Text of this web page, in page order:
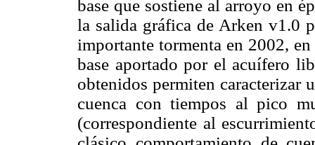
base que sostiene al arroyo en
la salida gráfica de Arken v1.0
importante tormenta en 2002,
base aportado por el acuífero
obtenidos permiten caracterizar
cuenca con tiempos al pico
(correspondiente al